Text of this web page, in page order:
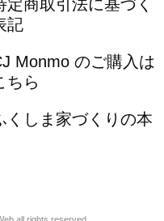
定商取引法に基づく
記
Monmo のご購入は
ちら
くしま家づくりの本